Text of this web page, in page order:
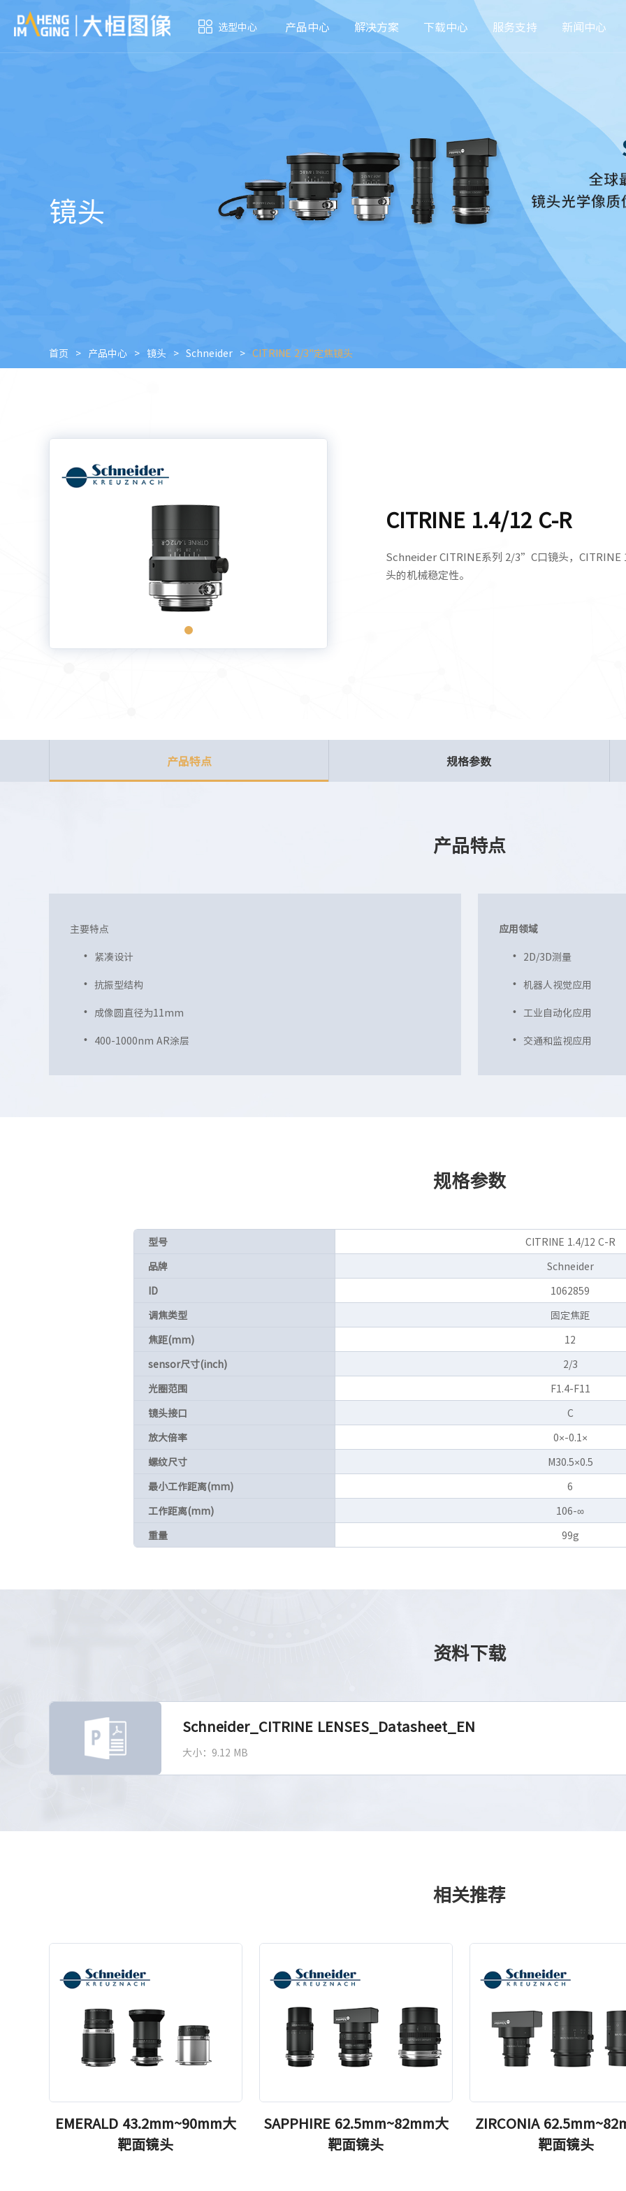
选型中心 产品中心 解决方案 下载中心 服务支持 新闻中心
镜头
首页 > 产品中心 > 镜头 > Schneider > CITRINE 2/3"定焦镜头
CITRINE 1.4/12 C-R
Schneider CITRINE系列 2/3”C口镜头，CITRINE
头的机械稳定性。
产品特点 规格参数
产品特点
主要特点
紧凑设计
抗振型结构
成像圆直径为11mm
400-1000nm AR涂层
应用领域
2D/3D测量
机器人视觉应用
工业自动化应用
交通和监视应用
规格参数
型号
CITRINE 1.4/12 C-R
品牌
Schneider
ID
1062859
调焦类型
固定焦距
焦距(mm)
12
sensor尺寸(inch)
2/3
光圈范围
F1.4-F11
镜头接口
C
放大倍率
0×-0.1×
螺纹尺寸
M30.5×0.5
最小工作距离(mm)
6
工作距离(mm)
106-∞
重量
99g
资料下载
Schneider_CITRINE LENSES_Datasheet_EN
大小：9.12 MB
相关推荐
EMERALD 43.2mm~90mm大
靶面镜头
SAPPHIRE 62.5mm~82mm大
靶面镜头
ZIRCONIA
靶面镜头